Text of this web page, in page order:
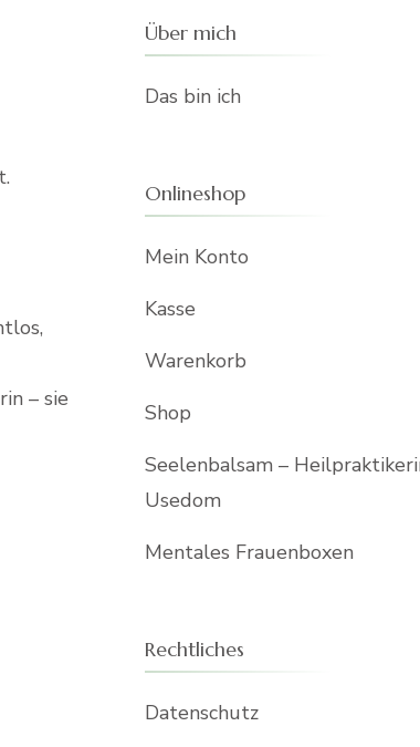
– sie
Über mich
Das bin ich
Onlineshop
Mein Konto
Kasse
Warenkorb
Shop
Seelenbalsam –
Usedom
Mentales Frauenboxen
Rechtliches
Datenschutz